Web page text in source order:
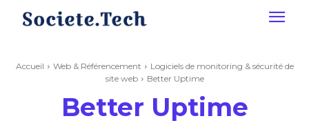
Accueil Web & Référencement
Logiciels de monitoring & sécurité de
site web
Better Uptime
Better Uptime